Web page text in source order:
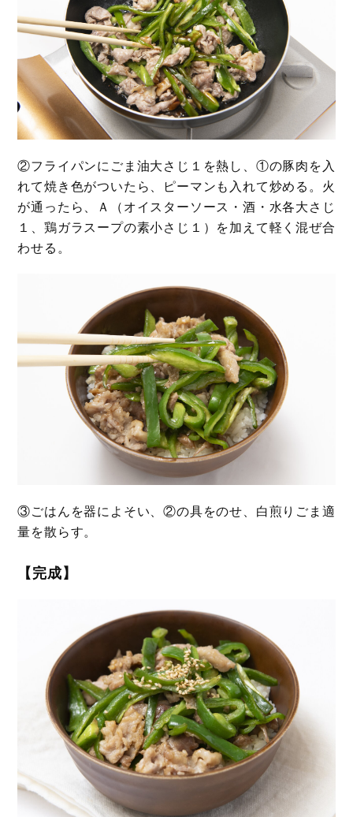
②フライパンにごま油大さじ１を熱し、①の豚肉を入
れて焼き色がついたら、ピーマンも入れて炒める。火
が通ったら、Ａ（オイスターソース・酒・水各大さじ
１、鶏ガラスープの素小さじ１）を加えて軽く混ぜ合
わせる。
③ごはんを器によそい、②の具をのせ、白煎りごま適
量を散らす。
【完成】